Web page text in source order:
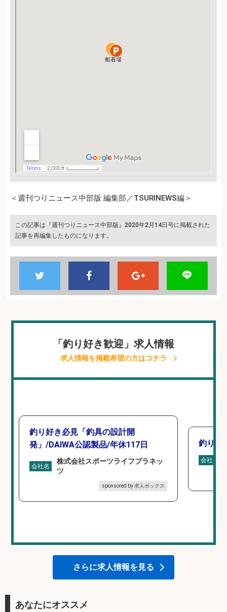
＜週刊つりニュース中部版 編集部／TSURINEWS編＞
この記事は『週刊つりニュース中部版』2020年2月14日号に掲載された
記事を再編集したものになります。
「釣り好き歓迎」求人情報
求人情報を掲載希望の方はコチラ
釣り好き必見「釣具の設計開
発」/DAIWA公認製品/年休117日
会社名
株式会社スポーツライフプラネッ
ツ
sponsored by 求人ボックス
釣り具
会社名
さらに求人情報を見る
あなたにオススメ